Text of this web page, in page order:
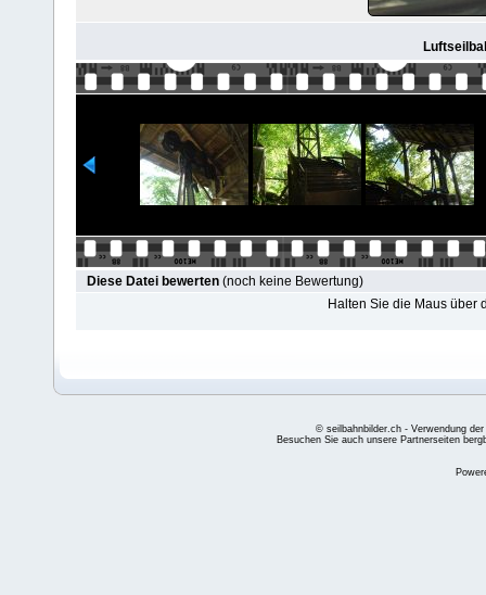
Diese Datei bewerten (noch keine Bewertung)
Halten Sie die Maus über
© seilbahnbilder.ch - Verwendung
Besuchen Sie auch unsere Partnerseiten